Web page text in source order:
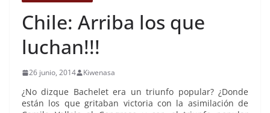
Chile: Arriba los que
luchan!!!
26 junio, 2014 Kiwenasa
¿No dizque Bachelet era un triunfo popular? ¿Donde
están los que gritaban victoria con la asimilación de